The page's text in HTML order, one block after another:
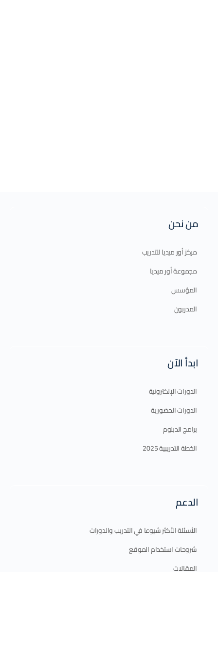
من نحن
مركز أور ميديا للتدريب
مجموعة أور ميديا
المؤسس
المدربون
ابدأ الآن
الدورات الإلكترونية
الدورات الحضورية
برامج الدبلوم
الخطة التدريبية 2025
الدعم
الأسئلة الأكثر شيوعا في التدريب والدورات
شروحات استخدام الموقع
المقالات